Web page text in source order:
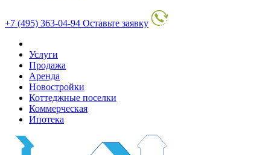
+7 (495) 363-04-94 Оставьте заявку
Услуги
Продажа
Аренда
Новостройки
Коттеджные поселки
Коммерческая
Ипотека